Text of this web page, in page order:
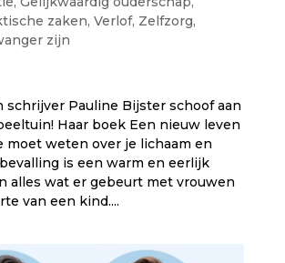
zaken, Verlof, Zelfzorg,
zijn
schrijver Pauline Bijster schoof aan
Haar boek Een nieuw leven
moet weten over je lichaam en
is een warm en eerlijk
alles wat er gebeurt met vrouwen
van een kind....